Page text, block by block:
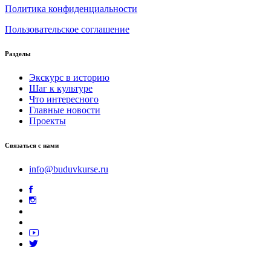
Политика конфиденциальности
Пользовательское соглашение
Разделы
Экскурс в историю
Шаг к культуре
Что интересного
Главные новости
Проекты
Связаться с нами
info@buduvkurse.ru